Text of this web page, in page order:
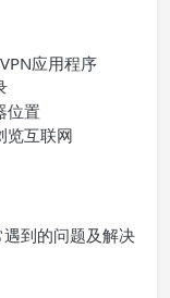
应用程序
位置
览互联网
到的问题及解决